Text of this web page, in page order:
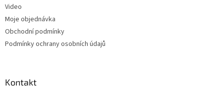
Video
Moje objednávka
Obchodní podmínky
Podmínky ochrany osobních údajů
Kontakt